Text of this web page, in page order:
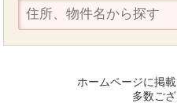
ホームページに掲
多数ござ